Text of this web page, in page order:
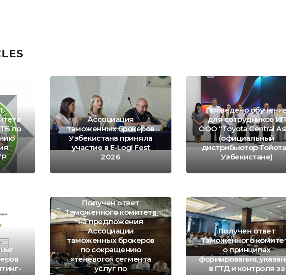
по
Ассоциация
таможенных брокеров
Узбекистана приняла
участие в E-Logi Fest
2026
Проведено
для сотрудников ИП
ООО “Toyota Central
(официальный
дистрибьютор
Узбекистане)
Получен ответ
Таможенного комитета
на предложения
Ассоциации
таможенных брокеров
по сокращению
«теневого» сегмента
услуг по
Получен ответ
Таможенного
о принципах
формирования,
в ГТД и контроля за